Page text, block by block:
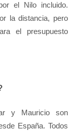
el Nilo incluido.
la distancia, pero
el presupuesto
y Mauricio son
España. Todos